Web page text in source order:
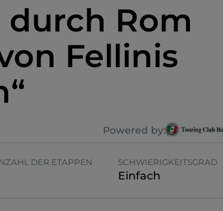
durch Rom
Fellinis
Powered by:
DER ETAPPEN SCHWIERIGKEITSGRAD
Einfach